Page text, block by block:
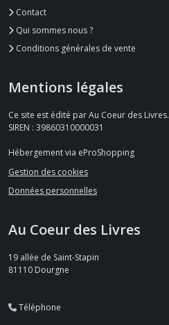
Contact
Qui sommes nous ?
Conditions générales de vente
Mentions légales
Ce site est édité par Au Coeur des Livres.
SIREN : 39860310000031
Hébergement via eProShopping
Gestion des cookies
Données personnelles
Au Coeur des Livres
19 allée de Saint-Stapin
81110 Dourgne
Téléphone